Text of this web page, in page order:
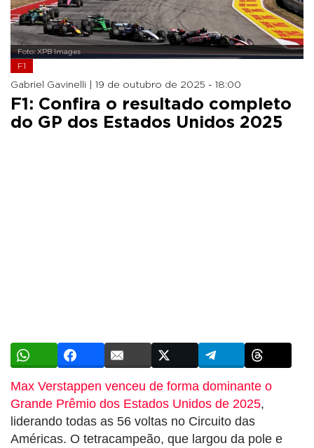
Foto: XPB Images
F1
Gabriel Gavinelli | 19 de outubro de 2025 - 18:00
F1: Confira o resultado completo
do GP dos Estados Unidos 2025
Max Verstappen venceu de forma dominante o
Grande Prêmio dos Estados Unidos de 2025,
liderando todas as 56 voltas no Circuito das
Américas. O tetracampeão, que largou da pole e